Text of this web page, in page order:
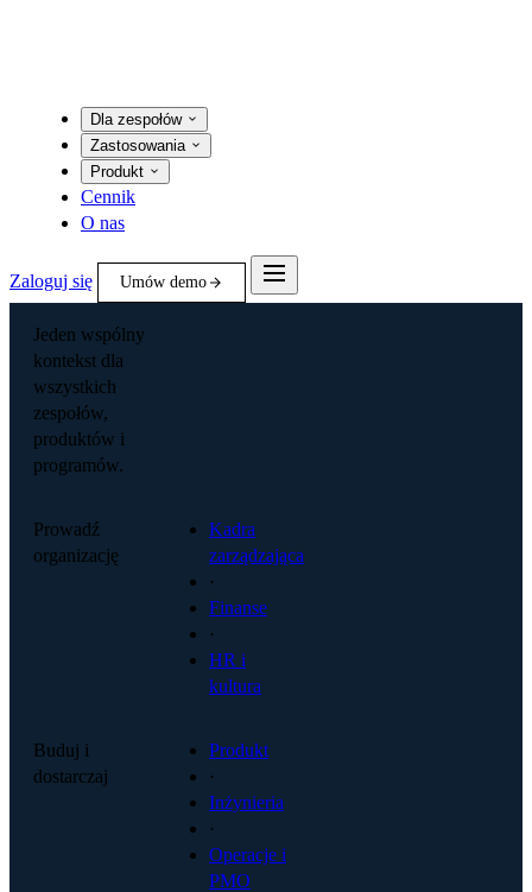
Dla zespołów
Zastosowania
Produkt
Cennik
O nas
Zaloguj się Umów demo
Jeden wspólny
kontekst dla
wszystkich
zespołów,
produktów i
programów.
Prowadź
organizację
Kadra
zarządzająca
·
Finanse
·
HR i
kultura
Buduj i
dostarczaj
Produkt
·
Inżynieria
·
Operacje i
PMO